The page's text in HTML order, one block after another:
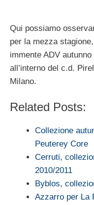
Qui possiamo
per la mezza
immente ADV
all’interno del c.d.
Milano.
Related Posts:
Collezione
Peuterey Core
Cerruti,
2010/2011
Byblos,
Azzarro per La